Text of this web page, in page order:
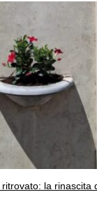
ritrovato: la rinascita